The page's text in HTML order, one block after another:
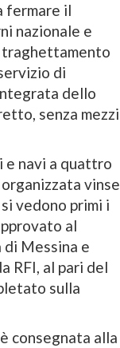
fermare il
nazionale e
traghettamento
di
dello
senza mezzi
e navi a quattro
vinse
vedono primi i
al
Messina e
RFI, al pari del
sulla
consegnata alla